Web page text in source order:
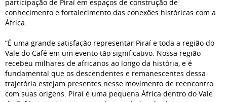
participação de Piraí em espaços de construção de
conhecimento e fortalecimento das conexões históricas com a
África.
“É uma grande satisfação representar Piraí e toda a região do
Vale do Café em um evento tão significativo. Nossa região
recebeu milhares de africanos ao longo da história, e é
fundamental que os descendentes e remanescentes dessa
trajetória estejam presentes nesse movimento de reencontro
com suas origens. Piraí é uma pequena África dentro do Vale